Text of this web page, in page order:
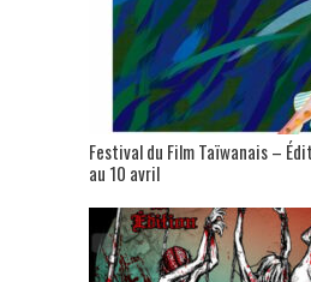
Festival du Film Taïwanais –
au 10 avril